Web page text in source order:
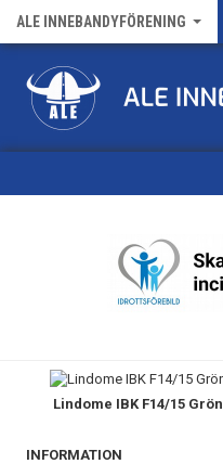
ALE INNEBANDYFÖRENING
FÖRENINGENS MATCHER
NYHETSARKIV
MEDLEMSKAP
Lindome IBK F14/15 Grön
INFORMATION